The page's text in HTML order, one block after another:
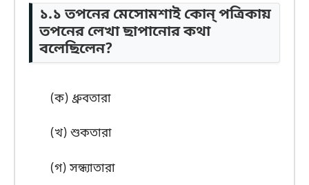
১.১ তপনের মেসোমশাই কোন্ পত্রিকায়
তপনের লেখা ছাপানোর কথা
বলেছিলেন?
(ক) ধ্রুবতারা
(খ) শুকতারা
(গ) সন্ধ্যাতারা